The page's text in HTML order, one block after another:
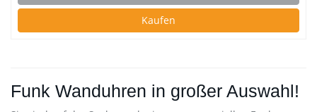
Kaufen
Funk Wanduhren in großer Auswahl!